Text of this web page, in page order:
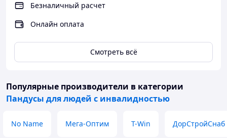
Безналичный расчет
Онлайн оплата
Смотреть всё
Популярные производители в категории
Пандусы для людей с инвалидностью
No Name Мега-Оптим T-Win ДорСтройСнаб